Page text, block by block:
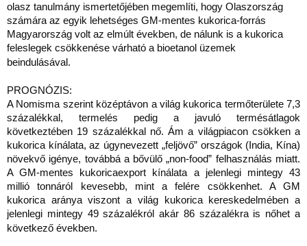
olasz tanulmány ismertetőjében megemlíti, hogy Olaszország
számára az egyik lehetséges GM-mentes kukorica-forrás
Magyarország volt az elmúlt években, de nálunk is a kukorica
feleslegek csökkenése várható a bioetanol üzemek
beindulásával.
PROGNÓZIS:
A Nomisma szerint középtávon a világ kukorica termőterülete 7,3
százalékkal, termelés pedig a javuló termésátlagok
következtében 19 százalékkal nő. Ám a világpiacon csökken a
kukorica kínálata, az úgynevezett „feljövő” országok (India, Kína)
növekvő igénye, továbbá a bővülő „non-food” felhasználás miatt.
A GM-mentes kukoricaexport kínálata a jelenlegi mintegy 43
millió tonnáról kevesebb, mint a felére csökkenhet. A GM
kukorica aránya viszont a világ kukorica kereskedelmében a
jelenlegi mintegy 49 százalékról akár 86 százalékra is nőhet a
következő években.